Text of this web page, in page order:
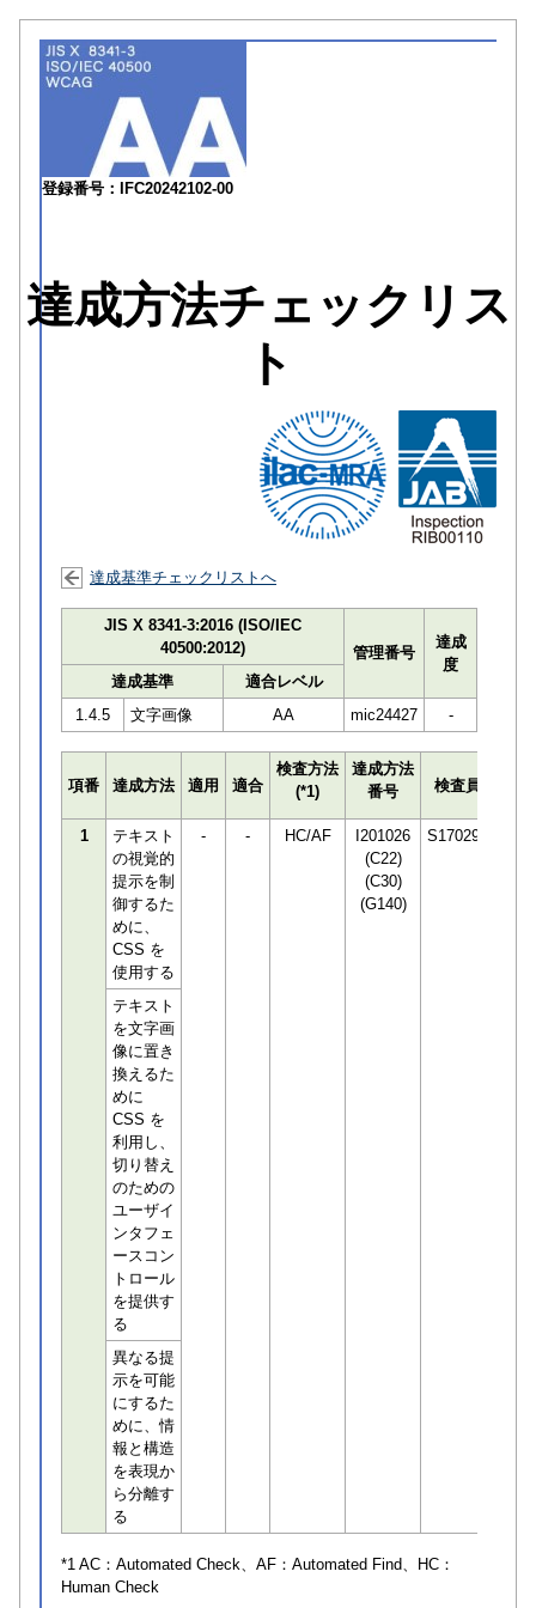
登録番号：IFC20242102-00
達成方法チェックリス
ト
達成基準チェックリストへ
JIS X 8341-3:2016 (ISO/IEC
40500:2012)
管理番号
達成
度
達成基準
適合レベル
1.4.5
文字画像 AA mic24427 -
項番 達成方法 適用 適合
検査方法
(*1)
達成方法
番号
検査員
1
テキスト
の視覚的
提示を制
御するた
めに、
CSS を
使用する
- - HC/AF
I201026
(C22)
(C30)
(G140)
S170294
テキスト
を文字画
像に置き
換えるた
めに
CSS を
利用し、
切り替え
のための
ユーザイ
ンタフェ
ースコン
トロール
を提供す
る
異なる提
示を可能
にするた
めに、情
報と構造
を表現か
ら分離す
る
*1 AC： Automated Check、AF： Automated Find、HC：
Human Check